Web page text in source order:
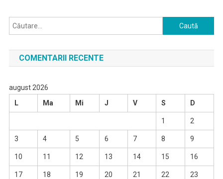
Caută
după:
COMENTARII RECENTE
august 2026
L
Ma Mi J V S D
1 2
3 4 5 6 7 8 9
10 11 12 13 14 15 16
17 18 19 20 21 22 23